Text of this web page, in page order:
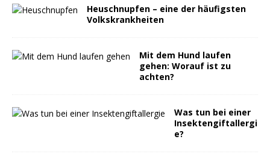
Heuschnupfen – eine der häufigsten
Volkskrankheiten
Mit dem Hund laufen
gehen: Worauf ist zu
achten?
Was tun bei einer
Insektengiftallergi
e?